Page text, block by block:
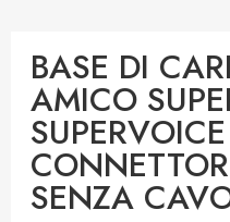
BASE DI
AMICO
SENZA